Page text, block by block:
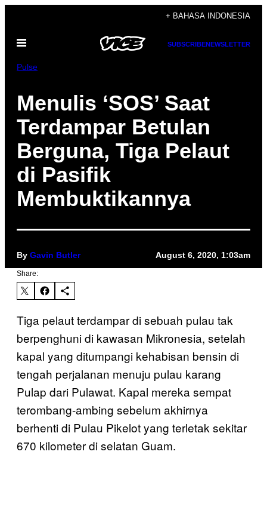
content
+ BAHASA INDONESIA
Open
SUBSCRIBENEWSLETTER
Pulse
Menulis ‘SOS’ Saat
Terdampar Betulan
Berguna, Tiga Pelaut
di Pasifik
Membuktikannya
By Gavin Butler August 6, 2020, 1:03am
Share:
Tiga pelaut terdampar di sebuah pulau tak
berpenghuni di kawasan Mikronesia, setelah
kapal yang ditumpangi kehabisan bensin di
tengah perjalanan menuju pulau karang
Pulap dari Pulawat. Kapal mereka sempat
terombang-ambing sebelum akhirnya
berhenti di Pulau Pikelot yang terletak sekitar
670 kilometer di selatan Guam.